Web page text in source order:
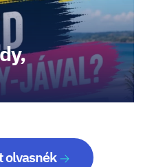
olvasnék